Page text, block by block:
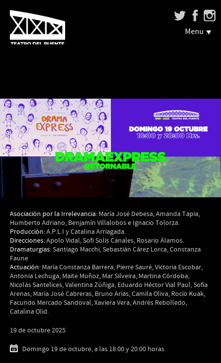
Menu
Asociación por la Irrelevancia: María José Debesa, Amanda Tapia,
Humberto Adriano, Benjamín Villalobos e Ignacio Tolorza.
Producción:A.P.L.I y Catalina Arriagada.
Direcciones:Apolo Vidal, Sofi Solis Canales, Rosario Álamos.
Dramaturgias:Santiago Macchi, Sebastián Cárez Lorca, Constanza
Faune
Actuación: María Constanza Barrera, Pierre Sauré, Victoria Escobar,
Antonia Lechuga, Maite Muñoz, Mar Silveira, Martina Córdoba,
Nicolás Santelices, Valentina Zúñiga, Eduardo Héctor Vial Paul, Sofía
Arenas, María José Cabreras, Bruno Arias, Camila Oliva, Rocío Kuak,
Facundo Mercado Sandoval, Xaviera Vera, Andrés Rebolledo,
Catalina Olid.
19 de octubre 2025
Domingo 19 de octubre, a las 18:00 y 20:00 horas.